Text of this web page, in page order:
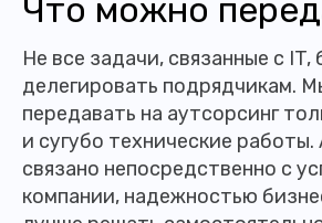
Что можно
Не все задачи, связанные с IT,
делегировать подрядчикам.
передавать на аутсорсинг
и сугубо технические работы.
связано непосредственно с
компании, надежностью